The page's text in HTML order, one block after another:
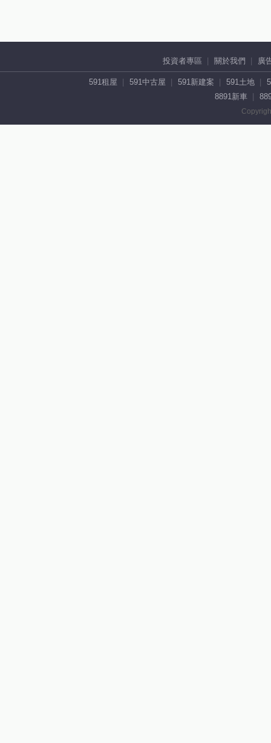
投資者專區 關於我們 廣
591租屋 591中古屋 591新建案 591土地
8891新車